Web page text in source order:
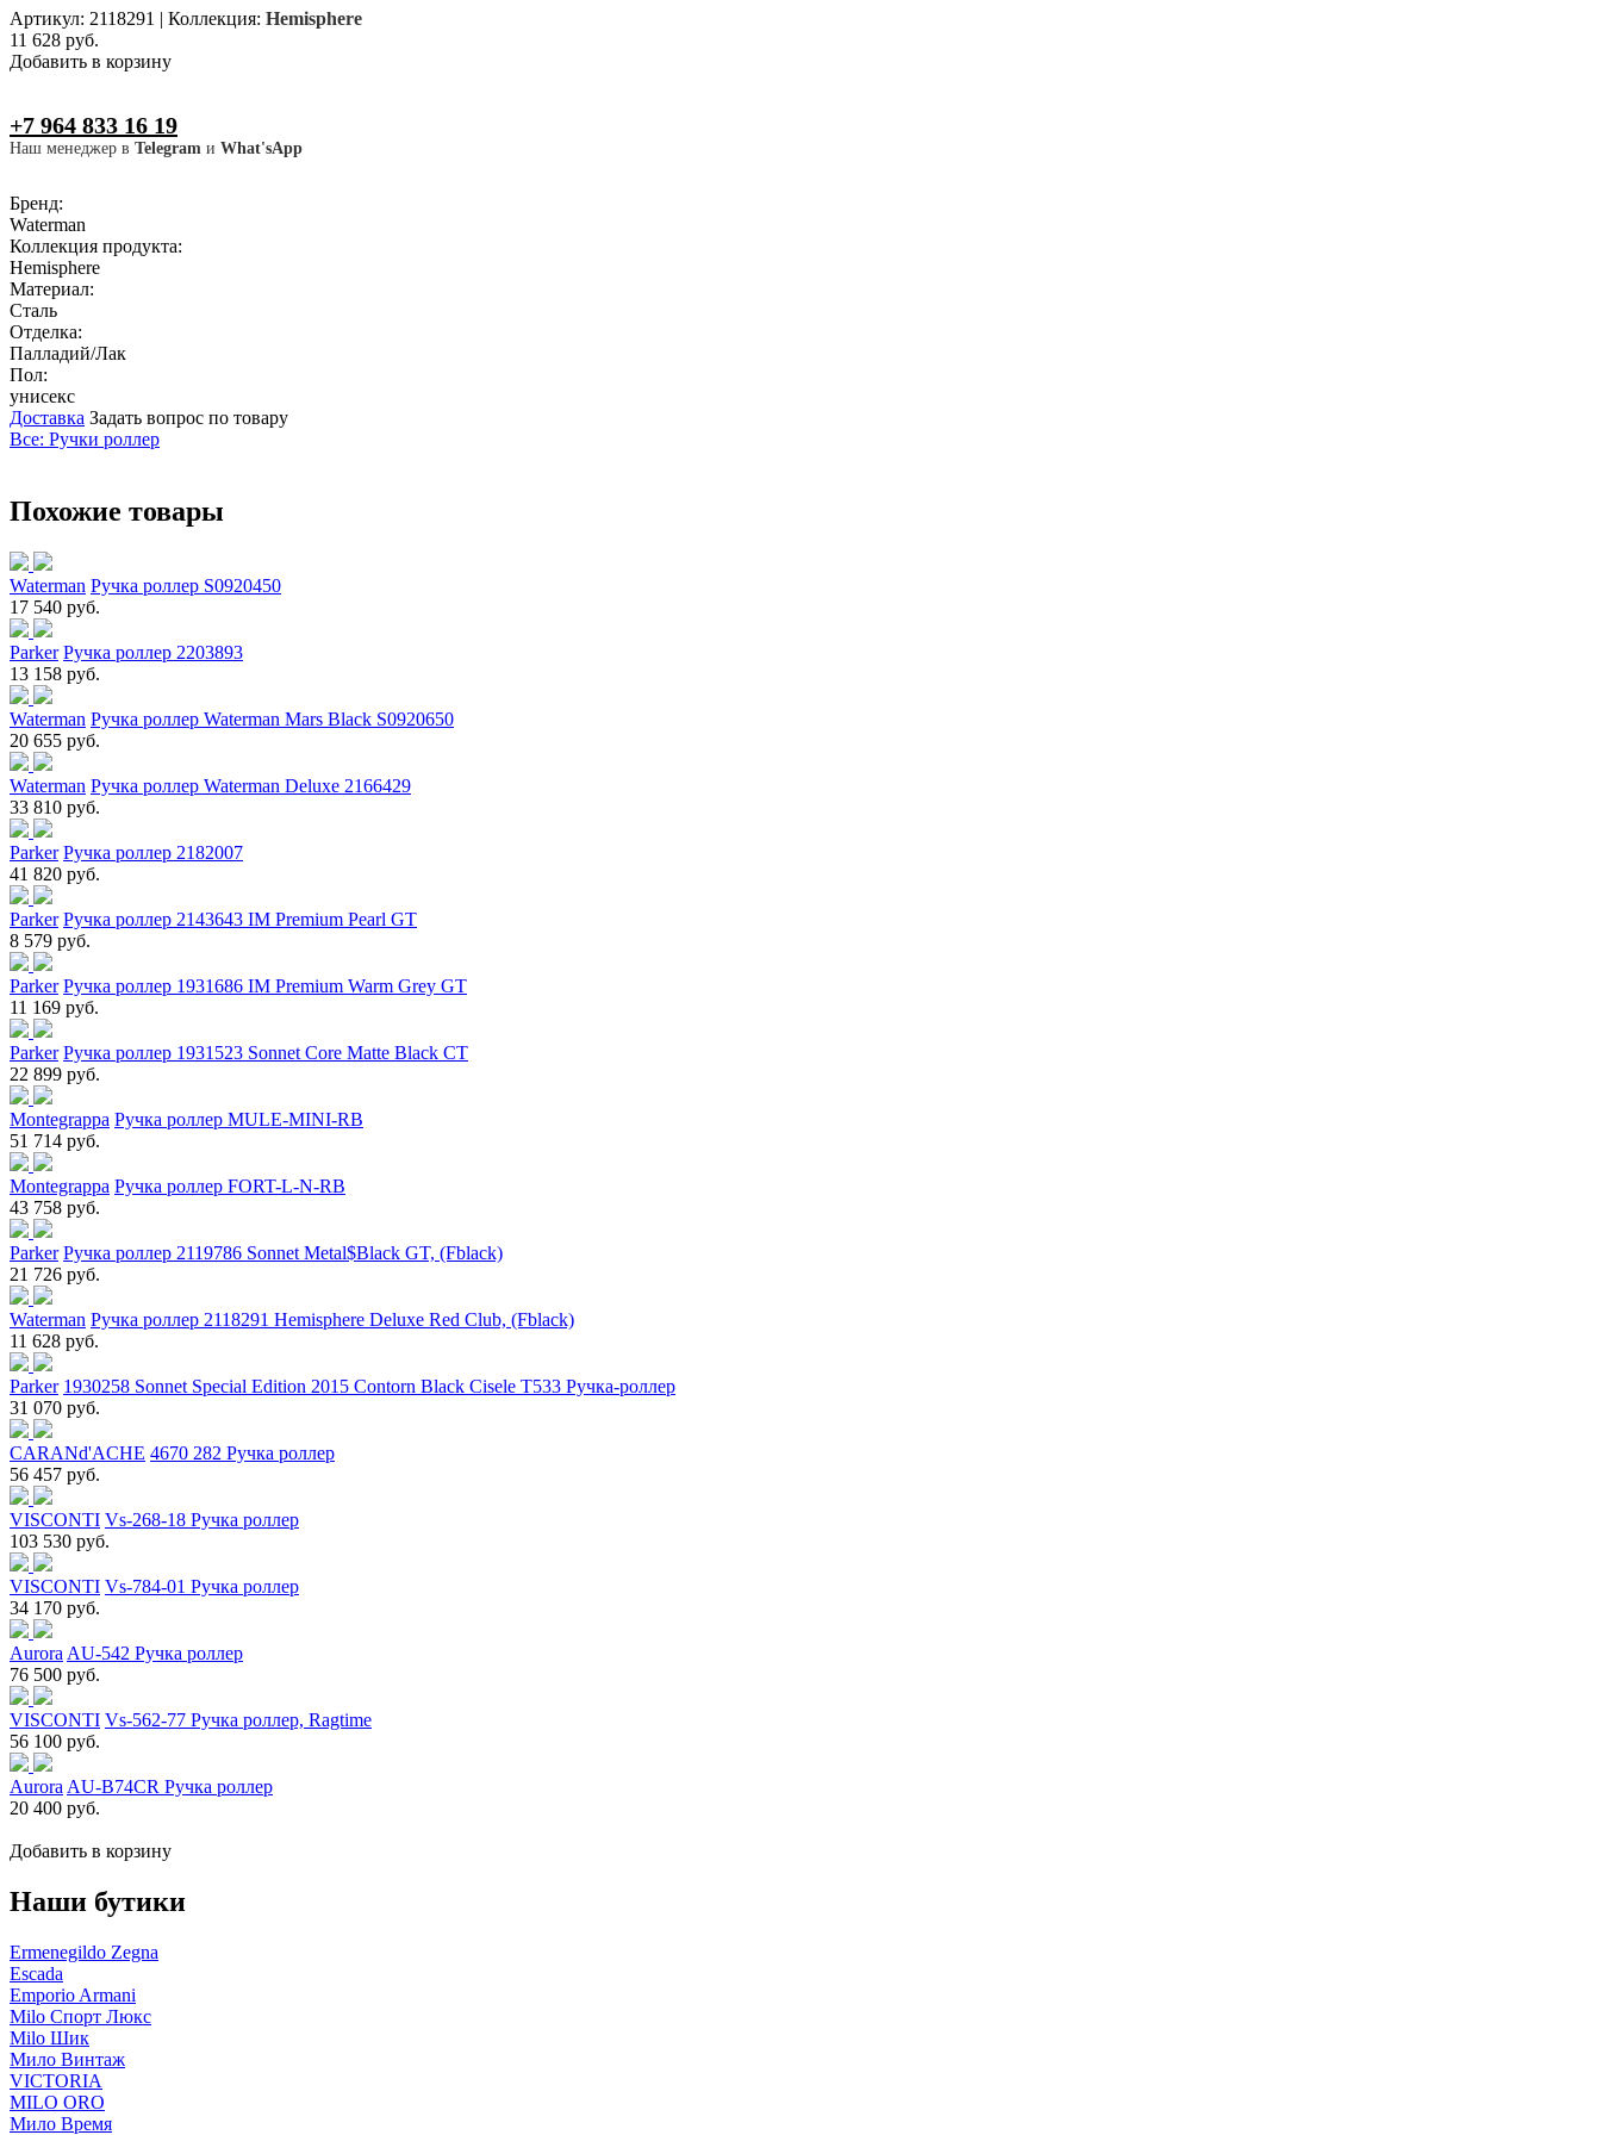
Артикул: 2118291 | Коллекция: Hemisphere
11 628 руб.
Добавить в корзину
+7 964 833 16 19
Наш менеджер в Telegram и What'sApp
Бренд:
Waterman
Коллекция продукта:
Hemisphere
Материал:
Сталь
Отделка:
Палладий/Лак
Пол:
унисекс
Доставка Задать вопрос по товару
Все: Ручки роллер
Похожие товары
Waterman Ручка роллер S0920450
17 540 руб.
Parker Ручка роллер 2203893
13 158 руб.
Waterman Ручка роллер Waterman Mars Black S0920650
20 655 руб.
Waterman Ручка роллер Waterman Deluxe 2166429
33 810 руб.
Parker Ручка роллер 2182007
41 820 руб.
Parker Ручка роллер 2143643 IM Premium Pearl GT
8 579 руб.
Parker Ручка роллер 1931686 IM Premium Warm Grey GT
11 169 руб.
Parker Ручка роллер 1931523 Sonnet Core Matte Black CT
22 899 руб.
Montegrappa Ручка роллер MULE-MINI-RB
51 714 руб.
Montegrappa Ручка роллер FORT-L-N-RB
43 758 руб.
Parker Ручка роллер 2119786 Sonnet Metal$Black GT, (Fblack)
21 726 руб.
Waterman Ручка роллер 2118291 Hemisphere Deluxe Red Club, (Fblack)
11 628 руб.
Parker 1930258 Sonnet Special Edition 2015 Contorn Black Cisele T533 Ручка-роллер
31 070 руб.
CARANd'ACHE 4670 282 Ручка роллер
56 457 руб.
VISCONTI Vs-268-18 Ручка роллер
103 530 руб.
VISCONTI Vs-784-01 Ручка роллер
34 170 руб.
Aurora AU-542 Ручка роллер
76 500 руб.
VISCONTI Vs-562-77 Ручка роллер, Ragtime
56 100 руб.
Aurora AU-B74CR Ручка роллер
20 400 руб.
Добавить в корзину
Наши бутики
Ermenegildo Zegna
Escada
Emporio Armani
Milo Спорт Люкс
Milo Шик
Мило Винтаж
VICTORIA
MILO ORO
Мило Время